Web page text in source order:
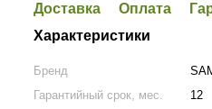
Доставка Оплата
Характеристики
Бренд
Гарантийный срок, мес.
12